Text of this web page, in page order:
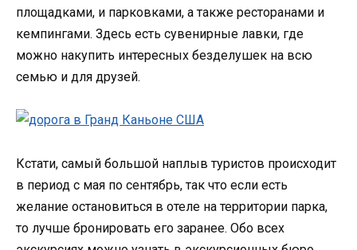
площадками, и парковками, а также ресторанами и
кемпингами. Здесь есть сувенирные лавки, где
можно накупить интересных безделушек на всю
семью и для друзей.
Кстати, самый большой наплыв туристов происходит
в период с мая по сентябрь, так что если есть
желание остановиться в отеле на территории парка,
то лучше бронировать его заранее. Обо всех